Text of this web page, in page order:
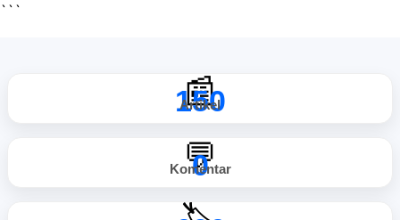
```
📰
150
Artikel
💬
0
Komentar